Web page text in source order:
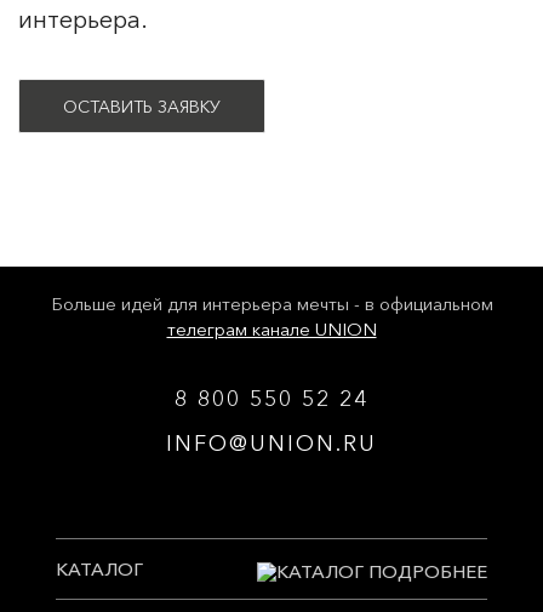
интерьера.
ОСТАВИТЬ ЗАЯВКУ
Больше идей для интерьера мечты - в официальном
телеграм канале UNION
8 800 550 52 24
INFO@UNION.RU
КАТАЛОГ